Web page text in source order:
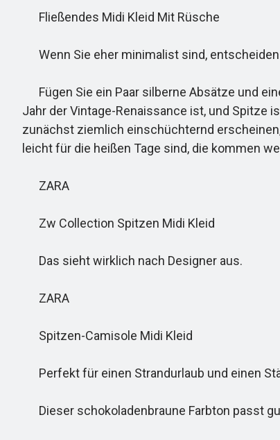
Fließendes Midi Kleid Mit Rüsche
Wenn Sie eher minimalist sind,
Fügen Sie ein Paar silberne Absätze und
Jahr der Vintage-Renaissance ist, und Spitze
zunächst ziemlich einschüchternd
leicht für die heißen Tage sind, die kommen
ZARA
Zw Collection Spitzen Midi Kleid
Das sieht wirklich nach Designer aus.
ZARA
Spitzen-Camisole Midi Kleid
Perfekt für einen Strandurlaub und einen
Dieser schokoladenbraune Farbton passt